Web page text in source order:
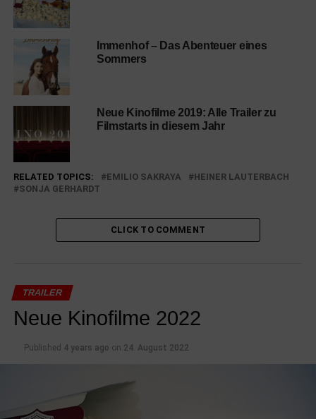
Immenhof – Das Abenteuer eines
Sommers
Neue Kinofilme 2019: Alle Trailer zu
Filmstarts in diesem Jahr
RELATED TOPICS: EMILIO SAKRAYA
HEINER LAUTERBACH
SONJA GERHARDT
CLICK TO COMMENT
TRAILER
Neue Kinofilme 2022
Published 4 years ago on 24. August 2022